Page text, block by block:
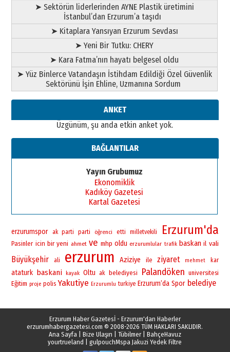
➤ Sektörün liderlerinden AYNE Plastik üretimini
İstanbul’dan Erzurum’a taşıdı
➤ Kitaplara Yansıyan Erzurum Sevdası
➤ Yeni Bir Tutku: CHERY
➤ Kara Fatma’nın hayatı belgesel oldu
➤ Yüz Binlerce Vatandaşın İstihdam Edildiği Özel Güvenlik
Sektörünü İşin Ehline, Uzmanına Sordum
ANKET
Üzgünüm, şu anda etkin anket yok.
BAĞLANTILAR
Yayın Grubumuz
Ekonomiklik
Kadıköy Gazetesi
Kartal Gazetesi
erzurumspor ak parti parti öğrenci etti milletvekili Erzurum'da
Pasinler icin bir yeni ahmet ve mhp oldu erzurumlular trafik baskan il vali
Büyükşehir ali erzurum Aziziye ile ziyaret mehmet kar
ataturk baskani kayak Oltu ak belediyesi Palandöken universitesi
Eğitim proje polis Yakutiye Erzurumlu turkiye Erzurum’da Spor belediye
Erzurum Haber Gazetesİ - Erzurum'dan Haberler
erzurumhabergazetesi.com © 2008-2026 TÜM HAKLARI SAKLIDIR.
Ana Sayfa| Bize Ulaşın Tübilmer| BahçeHavuz
yourtrueland |gulpouchMspa Jakuzi Yedek Filtre